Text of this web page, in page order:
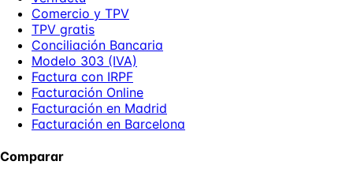
Comercio y TPV
TPV gratis
Conciliación Bancaria
Modelo 303 (IVA)
Factura con IRPF
Facturación Online
Facturación en Madrid
Facturación en Barcelona
Comparar